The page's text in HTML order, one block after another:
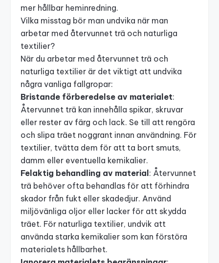
mer hållbar heminredning.
Vilka misstag bör man undvika när man
arbetar med återvunnet trä och naturliga
textilier?
När du arbetar med återvunnet trä och
naturliga textilier är det viktigt att undvika
några vanliga fallgropar:
Bristande förberedelse av materialet:
Återvunnet trä kan innehålla spikar, skruvar
eller rester av färg och lack. Se till att rengöra
och slipa träet noggrant innan användning. För
textilier, tvätta dem för att ta bort smuts,
damm eller eventuella kemikalier.
Felaktig behandling av material : Återvunnet
trä behöver ofta behandlas för att förhindra
skador från fukt eller skadedjur. Använd
miljövänliga oljor eller lacker för att skydda
träet. För naturliga textilier, undvik att
använda starka kemikalier som kan förstöra
materialets hållbarhet.